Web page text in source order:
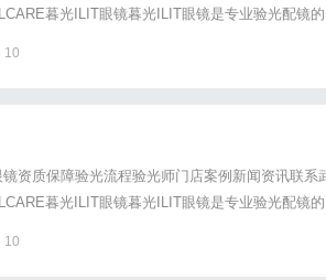
暮光ILIT眼镜暮光ILIT眼镜是专业验光配镜的
。以完整验光、正品镜片、透明价格和直营售后为
价比...
10
资质保障验光流程验光师门店案例新闻资讯联系
暮光ILIT眼镜暮光ILIT眼镜是专业验光配镜的
。以完整验光、正品镜片、透明价格和直营售后为
价比...
10